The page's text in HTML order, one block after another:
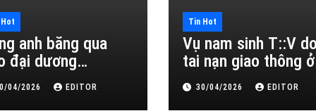
anh băng qua
đại dương…
04/2026 EDITOR
Tin Hot
Vụ nam sinh T::V
tai nạn giao thông ở
Đắk Lắk
30/04/2026 EDITOR